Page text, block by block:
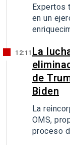
Expertos
en un
12:11La
de
Biden
La
OMS,
proceso